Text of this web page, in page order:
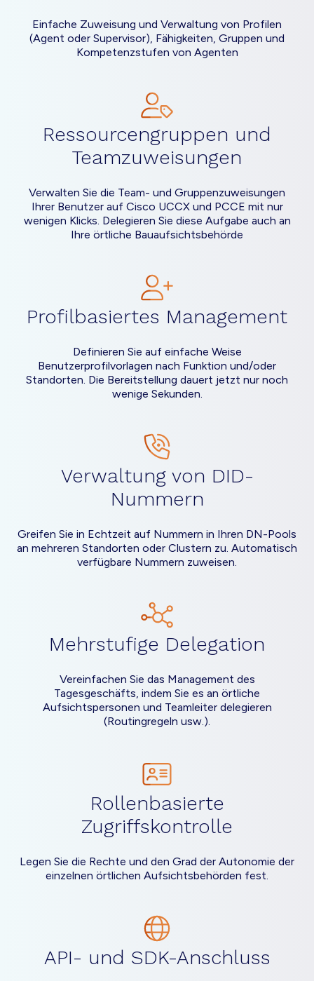
Einfache Zuweisung und Verwaltung von Profilen
(Agent oder Supervisor), Fähigkeiten, Gruppen und
Kompetenzstufen von Agenten
Ressourcengruppen und
Teamzuweisungen
Verwalten Sie die Team- und Gruppenzuweisungen
Ihrer Benutzer auf Cisco UCCX und PCCE mit nur
wenigen Klicks. Delegieren Sie diese Aufgabe auch an
Ihre örtliche Bauaufsichtsbehörde
Profilbasiertes Management
Definieren Sie auf einfache Weise
Benutzerprofilvorlagen nach Funktion und/oder
Standorten. Die Bereitstellung dauert jetzt nur noch
wenige Sekunden.
Verwaltung von DID-
Nummern
Greifen Sie in Echtzeit auf Nummern in Ihren DN-Pools
an mehreren Standorten oder Clustern zu. Automatisch
verfügbare Nummern zuweisen.
Mehrstufige Delegation
Vereinfachen Sie das Management des
Tagesgeschäfts, indem Sie es an örtliche
Aufsichtspersonen und Teamleiter delegieren
(Routingregeln usw.).
Rollenbasierte
Zugriffskontrolle
Legen Sie die Rechte und den Grad der Autonomie der
einzelnen örtlichen Aufsichtsbehörden fest.
API- und SDK-Anschluss